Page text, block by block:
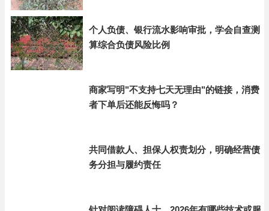
个人负债、银行流水影响审批，学会自查测
算综合负债风险比例
商家写明"不支持七天无理由"的链接，消费
者下单后还能反悔吗？
共同借款人、担保人权责划分，明确经营债
务分担与履约责任